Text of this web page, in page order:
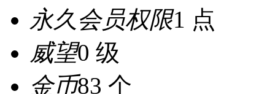
永久会员权限1 点
威望0 级
金币83 个